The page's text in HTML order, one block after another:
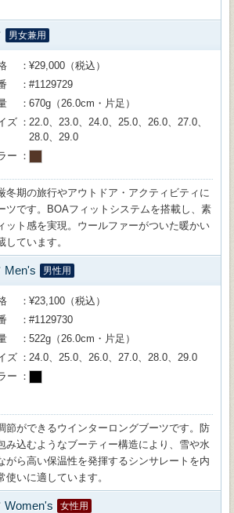
男女兼用
¥29,000（税込）
#1129729
670g（26.0cm・片足）
ズ
22.0、23.0、24.0、25.0、26.0、27.0、
28.0、29.0
ー
冬期の旅行やアウトドア・アクティビティに
ツです。BOAフィットシステムを搭載し、素
ット感を実現。ウールファーがついた暖かい
ています。
Men's 男性用
¥23,100（税込）
#1129730
522g（26.0cm・片足）
ズ
24.0、25.0、26.0、27.0、28.0、29.0
ー
節ができるウインターロングブーツです。防
み込むようなブーティー構造により、雪や水
がら高い保温性を発揮するシンサレートを内
いに適しています。
Women's 女性用